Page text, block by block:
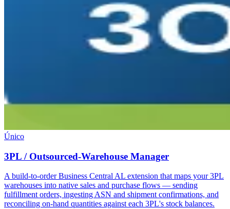
Único
3PL / Outsourced-Warehouse Manager
A build-to-order Business Central AL extension that maps your 3PL
warehouses into native sales and purchase flows — sending
fulfillment orders, ingesting ASN and shipment confirmations, and
reconciling on-hand quantities against each 3PL's stock balances.